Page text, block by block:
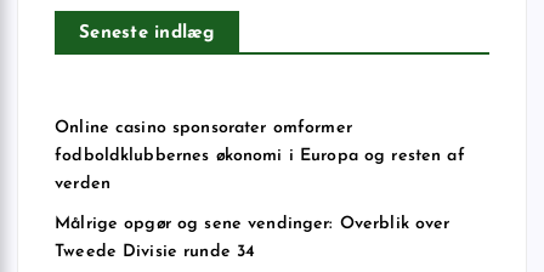
Seneste indlæg
Online casino sponsorater omformer
fodboldklubbernes økonomi i Europa og resten af
verden
Målrige opgør og sene vendinger: Overblik over
Tweede Divisie runde 34